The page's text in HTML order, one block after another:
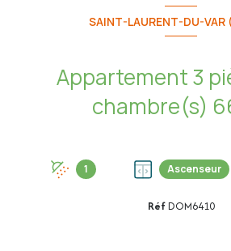
SAINT-LAURENT-DU-
Appartement 3 pièce(s) 2
1 Ascenseur
RéfDOM6410